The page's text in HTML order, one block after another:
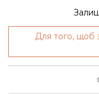
Для того, щоб